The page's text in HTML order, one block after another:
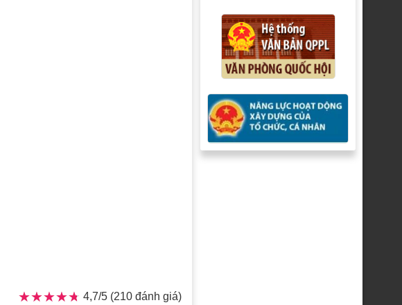
★★★★★
★★★★★ 4,7/5 (210 đánh giá)